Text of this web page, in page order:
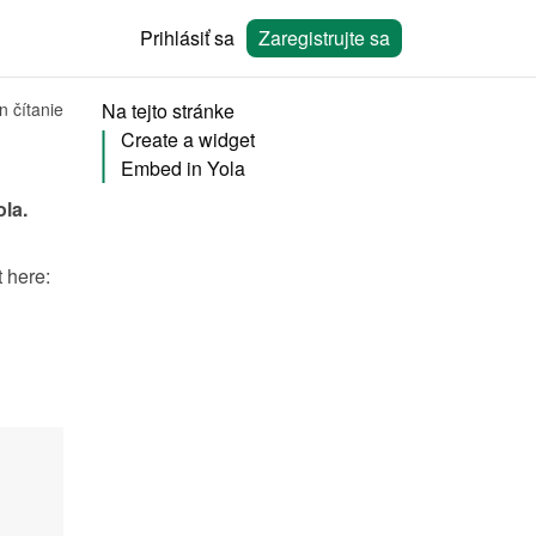
Prihlásiť sa Zaregistrujte sa
čítanie
.
Na tejto stránke
Create a widget
Embed in Yola